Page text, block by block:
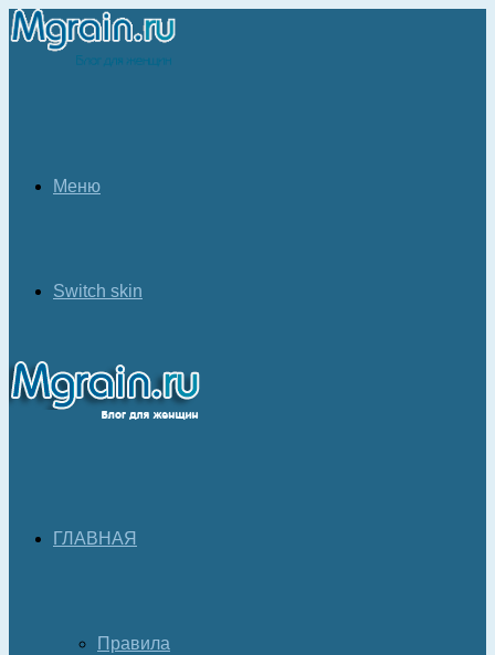
Меню
Switch skin
ГЛАВНАЯ
Правила